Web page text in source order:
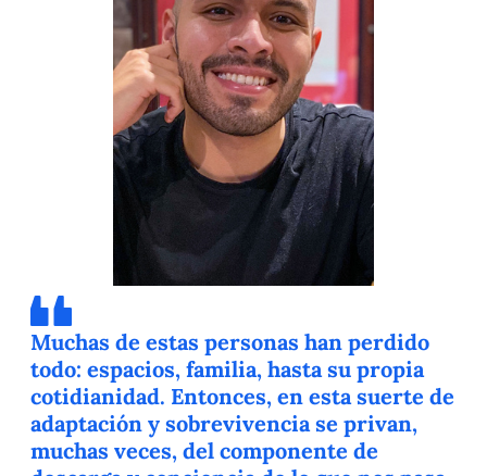
Muchas de estas personas han perdido
todo: espacios, familia, hasta su propia
cotidianidad. Entonces, en esta suerte de
adaptación y sobrevivencia se privan,
muchas veces, del componente de